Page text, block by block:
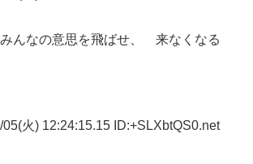
んなの意思を飛ばせ、 来なくなる
05(火) 12:24:15.15 ID:+SLXbtQS0.net